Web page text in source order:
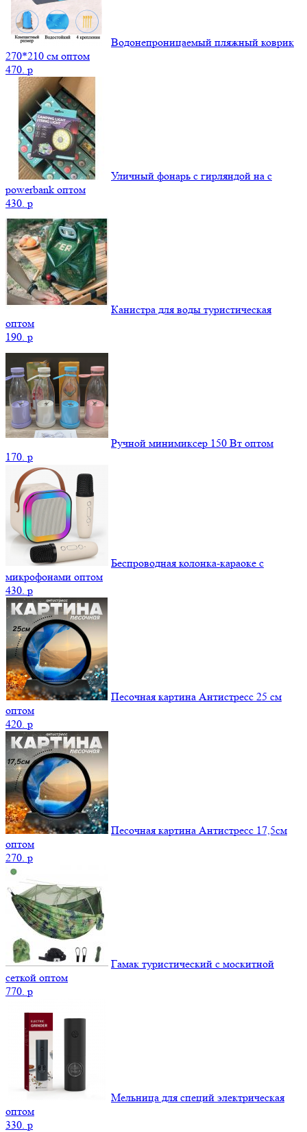
Водонепроницаемый пляжный коврик
270*210 см оптом
470. p
Уличный фонарь с гирляндой на с
powerbank оптом
430. p
Канистра для воды туристическая
оптом
190. p
Ручной минимиксер 150 Вт оптом
170. p
Беспроводная колонка-караоке с
микрофонами оптом
430. p
Песочная картина Антистресс 25 см
оптом
420. p
Песочная картина Антистресс 17,5см
оптом
270. p
Гамак туристический с москитной
сеткой оптом
770. p
Мельница для специй электрическая
оптом
330. p